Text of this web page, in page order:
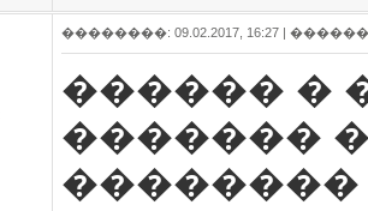
��������: 09.02.2017, 16:27 |
������ �
�������
��������